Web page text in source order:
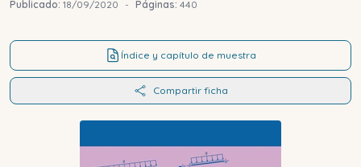
Publicado: 18/09/2020 - Páginas: 440
Índice y capítulo de muestra
Compartir ficha